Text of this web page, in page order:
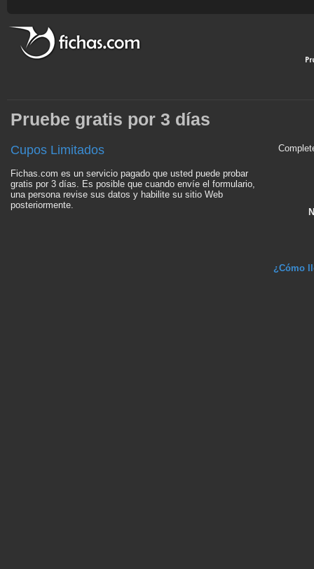
Pruebe gratis por 3 días
Cupos Limitados
Fichas.com es un servicio pagado que usted puede probar
gratis por 3 días. Es posible que cuando envíe el formulario,
una persona revise sus datos y habilite su sitio Web
posteriormente.
Complete
¿Cómo